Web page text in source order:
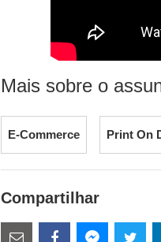
Mais sobre o
E-Commerce Print On
Compartilhar
Estes